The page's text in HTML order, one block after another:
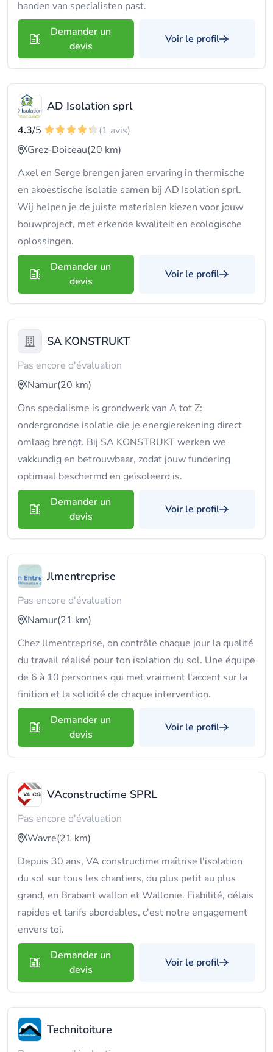
handen van specialisten past.
Demander un
devis
Voir le profil
AD Isolation sprl
4.3/5
(1 avis)
Grez-Doiceau(20 km)
Axel en Serge brengen jaren ervaring in thermische
en akoestische isolatie samen bij AD Isolation sprl.
Wij helpen je de juiste materialen kiezen voor jouw
bouwproject, met erkende kwaliteit en ecologische
oplossingen.
Demander un
devis
Voir le profil
SA KONSTRUKT
Pas encore d'évaluation
Namur(20 km)
Ons specialisme is grondwerk van A tot Z:
ondergrondse isolatie die je energierekening direct
omlaag brengt. Bij SA KONSTRUKT werken we
vakkundig en betrouwbaar, zodat jouw fundering
optimaal beschermd en geïsoleerd is.
Demander un
devis
Voir le profil
Jlmentreprise
Pas encore d'évaluation
Namur(21 km)
Chez Jlmentreprise, on contrôle chaque jour la qualité
du travail réalisé pour ton isolation du sol. Une équipe
de 6 à 10 personnes qui met vraiment l'accent sur la
finition et la solidité de chaque intervention.
Demander un
devis
Voir le profil
VAconstructime SPRL
Pas encore d'évaluation
Wavre(21 km)
Depuis 30 ans, VA constructime maîtrise l'isolation
du sol sur tous les chantiers, du plus petit au plus
grand, en Brabant wallon et Wallonie. Fiabilité, délais
rapides et tarifs abordables, c'est notre engagement
envers toi.
Demander un
devis
Voir le profil
Technitoiture